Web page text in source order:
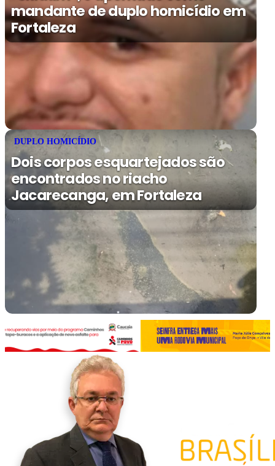
mandante de duplo homicídio em
Fortaleza
DUPLO HOMICÍDIO
Dois corpos esquartejados são
encontrados no riacho
Jacarecanga, em Fortaleza